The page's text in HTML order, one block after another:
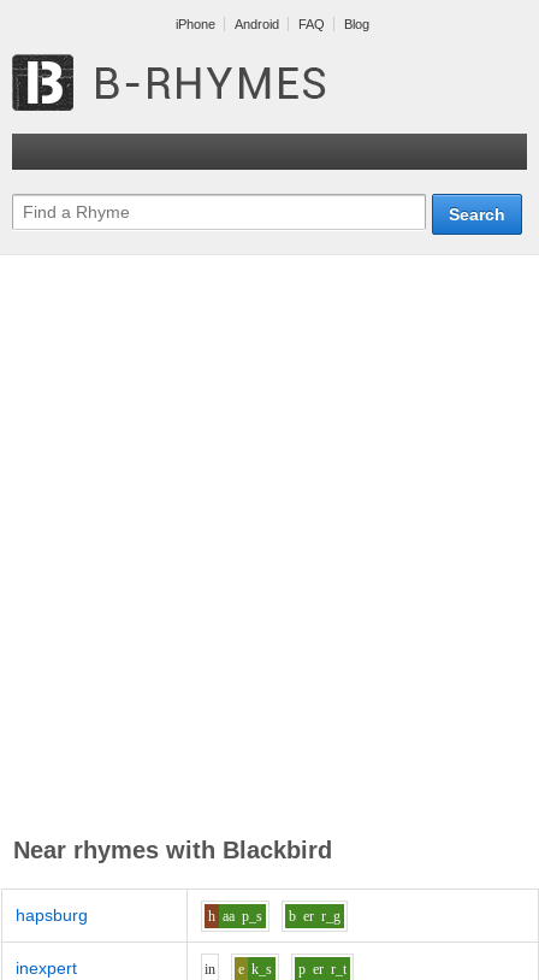
iPhone Android FAQ Blog
Near rhymes with Blackbird
hapsburg h aa p_s b er r_g
inexpert in e k_s p er r_t